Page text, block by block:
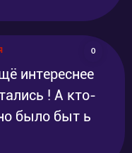
0
интереснее
! А кто-
было быт ь